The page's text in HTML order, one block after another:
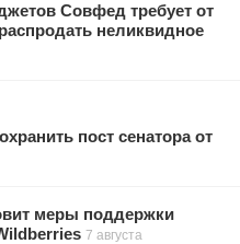
Совфед требует от
неликвидное
пост сенатора от
меры поддержки
7 августа